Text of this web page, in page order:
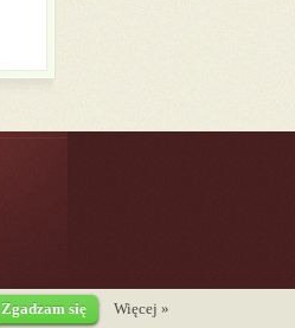
Zgadzam się Więcej »